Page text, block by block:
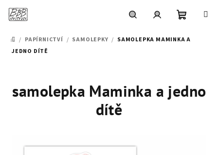
obsah
DOMŮ
/ PAPÍRNICTVÍ / SAMOLEPKY / SAMOLEPKA MAMINKA A
JEDNO DÍTĚ
samolepka Maminka a jedno
dítě